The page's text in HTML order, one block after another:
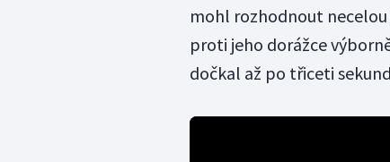
mohl rozhodnout
proti jeho dorážce
dočkal až po třiceti